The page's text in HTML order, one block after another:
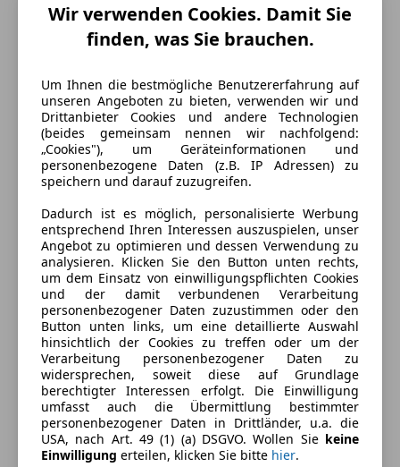
Energieverbrauch
Schadstoffklasse
Euro 6
Kraftstoff
Elektro/Benzin
Anderer Energieträger
Strom
CO₂-Emissionen
116 g/km (komb.)
Ausstattung
Komfort
Beheizbare Frontscheibe
Beheizbares Lenkrad
Berganfahrassistent
Einparkhilfe
Einparkhilfe Rückfahrkamera
Einparkhilfe Sensoren hinten
Mehr anzeigen
Farbe und Innenausstattung
Außenfarbe
Rot
Farbe laut Hersteller
Emotional red
Wir verwenden Cookies. Damit Sie
finden, was Sie brauchen.
Um Ihnen die bestmögliche Benutzererfahrung auf
unseren Angeboten zu bieten, verwenden wir und
Drittanbieter Cookies und andere Technologien
(beides gemeinsam nennen wir nachfolgend:
„Cookies"), um Geräteinformationen und
personenbezogene Daten (z.B. IP Adressen) zu
speichern und darauf zuzugreifen.
Dadurch ist es möglich, personalisierte Werbung
entsprechend Ihren Interessen auszuspielen, unser
Angebot zu optimieren und dessen Verwendung zu
analysieren. Klicken Sie den Button unten rechts,
um dem Einsatz von einwilligungspflichten Cookies
und der damit verbundenen Verarbeitung
personenbezogener Daten zuzustimmen oder den
Button unten links, um eine detaillierte Auswahl
hinsichtlich der Cookies zu treffen oder um der
Verarbeitung personenbezogener Daten zu
widersprechen, soweit diese auf Grundlage
berechtigter Interessen erfolgt. Die Einwilligung
umfasst auch die Übermittlung bestimmter
personenbezogener Daten in Drittländer, u.a. die
USA, nach Art. 49 (1) (a) DSGVO. Wollen Sie keine
Einwilligung erteilen, klicken Sie bitte hier.